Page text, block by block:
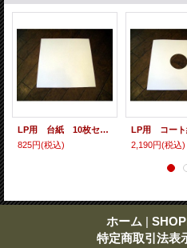
LP用 台紙 10枚セット
825円(税込)
2,190円(税込)
ホーム |
特定商取引法表